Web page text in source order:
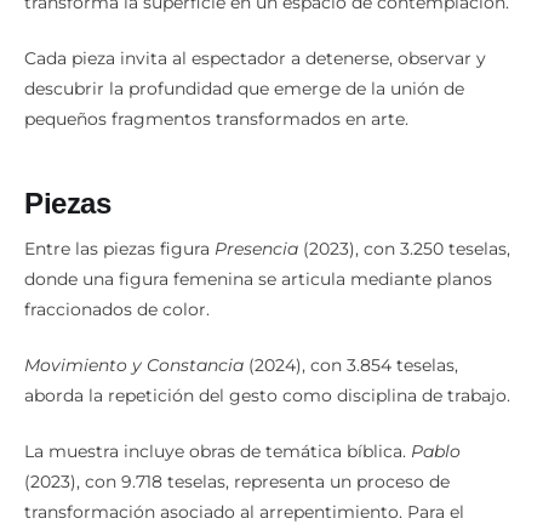
Cada pieza invita al espectador a detenerse, observar y
descubrir la profundidad que emerge de la unión de
pequeños fragmentos transformados en arte.
Piezas
Entre las piezas figura Presencia (2023), con 3.250 teselas,
donde una figura femenina se articula mediante planos
fraccionados de color.
Movimiento y Constancia (2024), con 3.854 teselas,
aborda la repetición del gesto como disciplina de trabajo.
La muestra incluye obras de temática bíblica. Pablo
(2023), con 9.718 teselas, representa un proceso de
transformación asociado al arrepentimiento. Para el